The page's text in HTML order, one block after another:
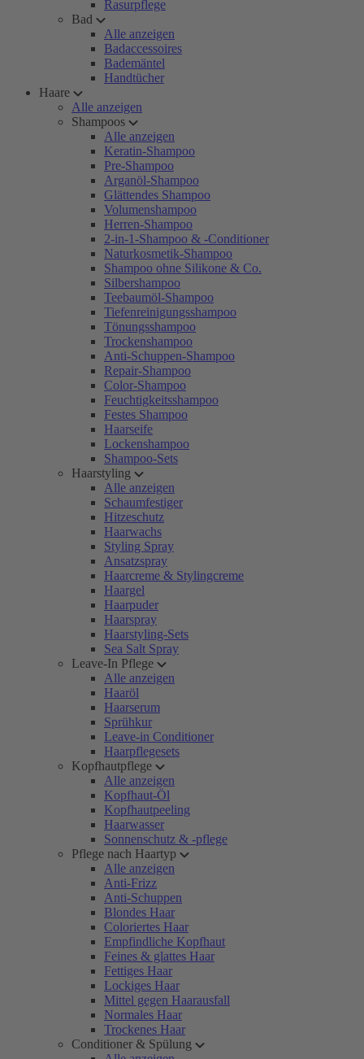
Rasurpflege
Bad
Alle anzeigen
Badaccessoires
Bademäntel
Handtücher
Haare
Alle anzeigen
Shampoos
Alle anzeigen
Keratin-Shampoo
Pre-Shampoo
Arganöl-Shampoo
Glättendes Shampoo
Volumenshampoo
Herren-Shampoo
2-in-1-Shampoo & -Conditioner
Naturkosmetik-Shampoo
Shampoo ohne Silikone & Co.
Silbershampoo
Teebaumöl-Shampoo
Tiefenreinigungsshampoo
Tönungsshampoo
Trockenshampoo
Anti-Schuppen-Shampoo
Repair-Shampoo
Color-Shampoo
Feuchtigkeitsshampoo
Festes Shampoo
Haarseife
Lockenshampoo
Shampoo-Sets
Haarstyling
Alle anzeigen
Schaumfestiger
Hitzeschutz
Haarwachs
Styling Spray
Ansatzspray
Haarcreme & Stylingcreme
Haargel
Haarpuder
Haarspray
Haarstyling-Sets
Sea Salt Spray
Leave-In Pflege
Alle anzeigen
Haaröl
Haarserum
Sprühkur
Leave-in Conditioner
Haarpflegesets
Kopfhautpflege
Alle anzeigen
Kopfhaut-Öl
Kopfhautpeeling
Haarwasser
Sonnenschutz & -pflege
Pflege nach Haartyp
Alle anzeigen
Anti-Frizz
Anti-Schuppen
Blondes Haar
Coloriertes Haar
Empfindliche Kopfhaut
Feines & glattes Haar
Fettiges Haar
Lockiges Haar
Mittel gegen Haarausfall
Normales Haar
Trockenes Haar
Conditioner & Spülung